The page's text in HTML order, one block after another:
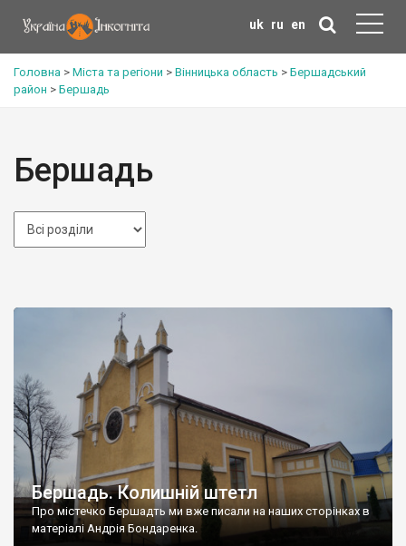
uk ru en
Головна > Міста та регіони > Вінницька область > Бершадський
район > Бершадь
Бершадь
Бершадь. Колишній штетл
Про містечко Бершадть ми вже писали на наших сторінках в
матеріалі Андрія Бондаренка.